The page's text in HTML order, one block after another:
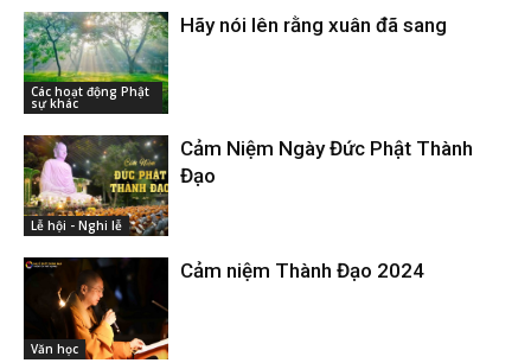
Các hoạt động Phật
sự khác
Hãy nói lên rằng xuân đã sang
Lễ hội - Nghi lễ
Cảm Niệm Ngày Đức Phật Thành
Đạo
Văn học
Cảm niệm Thành Đạo 2024